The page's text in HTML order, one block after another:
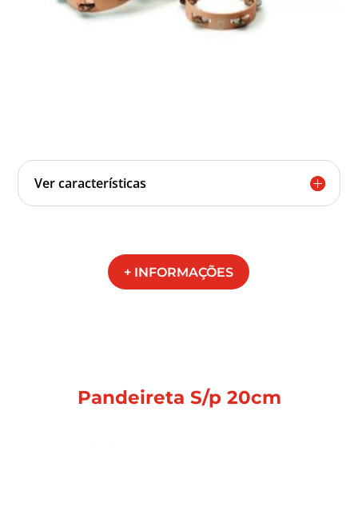
Ver características
+ INFORMAÇÕES
Pandeireta S/p 20cm